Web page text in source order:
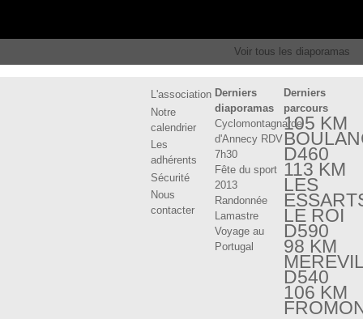
Voir tous les diaporamas
L'association
Notre
calendrier
Les
adhérents
Sécurité
Nous
contacter
Derniers
diaporamas
Cyclomontagnarde
d'Annecy RDV
7h30
Fête du sport
2013
Randonnée
Lamastre
Voyage au
Portugal
Derniers
parcours
105 KM
D460
113 KM
LES
LE ROI
D590
98 KM
D540
106 KM